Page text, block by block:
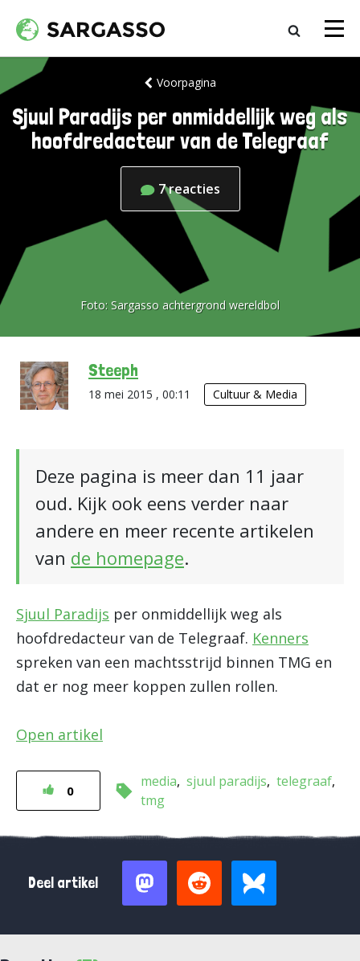
Voorpagina
Sjuul Paradijs per onmiddellijk weg als
hoofdredacteur van de Telegraaf
7reacties
Foto: Sargasso achtergrond wereldbol
Steeph
18 mei 2015 , 00:11 Cultuur & Media
Deze pagina is meer dan 11 jaar
oud. Kijk ook eens verder naar
andere en meer recente artikelen
van de homepage.
Sjuul Paradijs per onmiddellijk weg als
hoofdredacteur van de Telegraaf. Kenners
spreken van een machtsstrijd binnen TMG en
dat er nog meer koppen zullen rollen.
Open artikel
0
media sjuul paradijs telegraaf
tmg
Deel artikel